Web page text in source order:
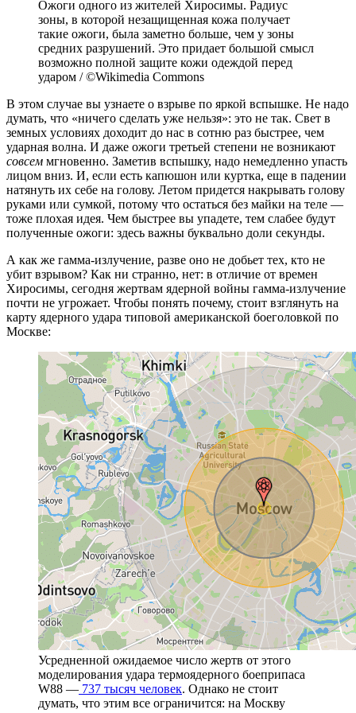
Ожоги одного из жителей Хиросимы. Радиус
зоны, в которой незащищенная кожа получает
такие ожоги, была заметно больше, чем у зоны
средних разрушений. Это придает большой смысл
возможно полной защите кожи одеждой перед
ударом / ©Wikimedia Commons
В этом случае вы узнаете о взрыве по яркой вспышке. Не надо
думать, что «ничего сделать уже нельзя»: это не так. Свет в
земных условиях доходит до нас в сотню раз быстрее, чем
ударная волна. И даже ожоги третьей степени не возникают
совсем мгновенно. Заметив вспышку, надо немедленно упасть
лицом вниз. И, если есть капюшон или куртка, еще в падении
натянуть их себе на голову. Летом придется накрывать голову
руками или сумкой, потому что остаться без майки на теле —
тоже плохая идея. Чем быстрее вы упадете, тем слабее будут
полученные ожоги: здесь важны буквально доли секунды.
А как же гамма-излучение, разве оно не добьет тех, кто не
убит взрывом? Как ни странно, нет: в отличие от времен
Хиросимы, сегодня жертвам ядерной войны гамма-излучение
почти не угрожает. Чтобы понять почему, стоит взглянуть на
карту ядерного удара типовой американской боеголовкой по
Москве:
Усредненной ожидаемое число жертв от этого
моделирования удара термоядерного боеприпаса
W88 — 737 тысяч человек. Однако не стоит
думать, что этим все ограничится: на Москву